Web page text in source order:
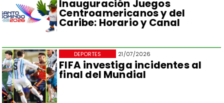
Inauguración Juegos
Centroamericanos y del
Caribe: Horario y Canal
21/07/2026
FIFA investiga incidentes al
final del Mundial
DEPORTES